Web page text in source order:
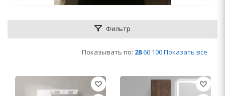
Фильтр
Показывать по: 28 60 100Показать все